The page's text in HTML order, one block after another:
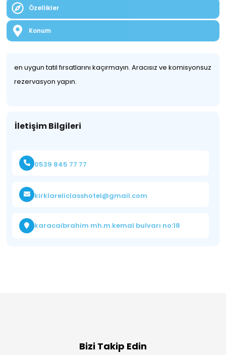
Özellikler
Konum
en uygun tatil fırsatlarını kaçırmayın. Aracısız ve komisyonsuz
rezervasyon yapın.
İletişim Bilgileri
0539 845 77 77
kirklareliclasshotel@gmail.com
karacaibrahim mh.m.kemal bulvarı no:18
Bizi Takip Edin